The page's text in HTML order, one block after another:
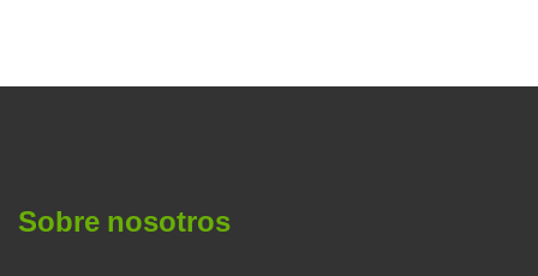
Sobre nosotros